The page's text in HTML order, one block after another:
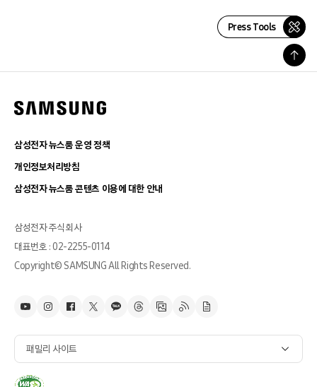
Press Tools
삼성전자 뉴스룸 운영 정책
개인정보처리방침
삼성전자 뉴스룸 콘텐츠 이용에 대한 안내
삼성전자 주식회사
대표번호 : 02-2255-0114
Copyright© SAMSUNG All Rights Reserved.
패밀리 사이트